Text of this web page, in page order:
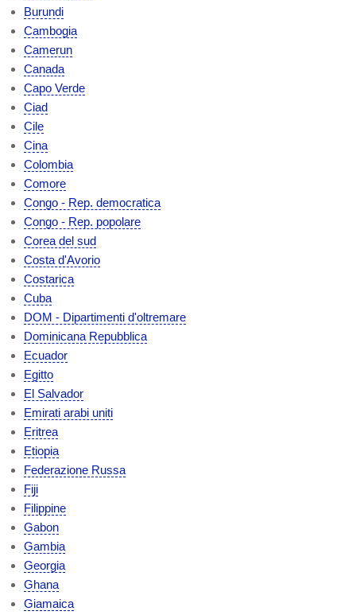
Burundi
Cambogia
Camerun
Canada
Capo Verde
Ciad
Cile
Cina
Colombia
Comore
Congo - Rep. democratica
Congo - Rep. popolare
Corea del sud
Costa d'Avorio
Costarica
Cuba
DOM - Dipartimenti d'oltremare
Dominicana Repubblica
Ecuador
Egitto
El Salvador
Emirati arabi uniti
Eritrea
Etiopia
Federazione Russa
Fiji
Filippine
Gabon
Gambia
Georgia
Ghana
Giamaica